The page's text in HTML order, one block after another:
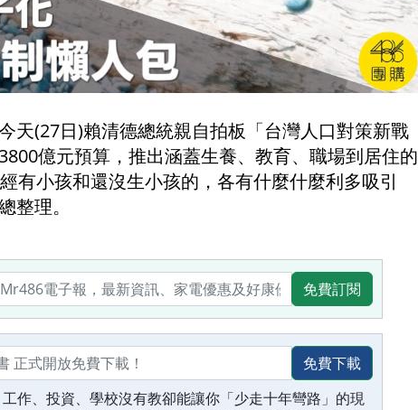
天(27日)賴清德總統親自拍板「台灣人口對策新戰
億元預算，推出涵蓋生養、教育、職場到居住的
有小孩和還沒生小孩的，各有什麼什麼利多吸引
整理。
免費訂閱
免費下載
作、投資、學校沒有教卻能讓你「少走十年彎路」的現